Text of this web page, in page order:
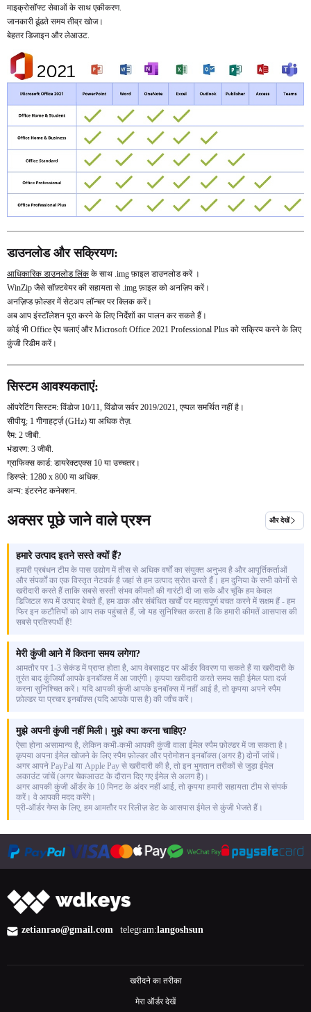
माइक्रोसॉफ्ट सेवाओं के साथ एकीकरण.
जानकारी ढूंढते समय तीव्र खोज।
बेहतर डिजाइन और लेआउट.
डाउनलोड और सक्रियण:
आधिकारिक डाउनलोड लिंक के साथ .img फ़ाइल डाउनलोड करें ।
WinZip जैसे सॉफ़्टवेयर की सहायता से .img फ़ाइल को अनज़िप करें।
अनज़िप्ड फ़ोल्डर में सेटअप लॉन्चर पर क्लिक करें।
अब आप इंस्टॉलेशन पूरा करने के लिए निर्देशों का पालन कर सकते हैं।
कोई भी Office ऐप चलाएं और Microsoft Office 2021 Professional Plus को सक्रिय करने के लिए
कुंजी रिडीम करें।
सिस्टम आवश्यकताएं:
ऑपरेटिंग सिस्टम: विंडोज 10/11, विंडोज सर्वर 2019/2021, एप्पल समर्थित नहीं है।
सीपीयू: 1 गीगाहर्ट्ज़ (GHz) या अधिक तेज़.
रैम: 2 जीबी.
भंडारण: 3 जीबी.
ग्राफिक्स कार्ड: डायरेक्टएक्स 10 या उच्चतर।
डिस्प्ले: 1280 x 800 या अधिक.
अन्य: इंटरनेट कनेक्शन.
अक्सर पूछे जाने वाले प्रश्न और देखें
हमारे उत्पाद इतने सस्ते क्यों हैं?
हमारी प्रबंधन टीम के पास उद्योग में तीस से अधिक वर्षों का संयुक्त अनुभव है और आपूर्तिकर्ताओं
और संपर्कों का एक विस्तृत नेटवर्क है जहां से हम उत्पाद स्रोत करते हैं। हम दुनिया के सभी कोनों से
खरीदारी करते हैं ताकि सबसे सस्ती संभव कीमतों की गारंटी दी जा सके और चूंकि हम केवल
डिजिटल रूप में उत्पाद बेचते हैं, हम डाक और संबंधित खर्चों पर महत्वपूर्ण बचत करने में सक्षम हैं - हम
फिर इन कटौतियों को आप तक पहुंचाते हैं, जो यह सुनिश्चित करता है कि हमारी कीमतें आसपास की
सबसे प्रतिस्पर्धी हैं!
मेरी कुंजी आने में कितना समय लगेगा?
आमतौर पर 1-3 सेकंड में प्राप्त होता है, आप वेबसाइट पर ऑर्डर विवरण पा सकते हैं या खरीदारी के
तुरंत बाद कुंजियाँ आपके इनबॉक्स में आ जाएंगी। कृपया खरीदारी करते समय सही ईमेल पता दर्ज
करना सुनिश्चित करें। यदि आपकी कुंजी आपके इनबॉक्स में नहीं आई है, तो कृपया अपने स्पैम
फ़ोल्डर या प्रचार इनबॉक्स (यदि आपके पास है) की जाँच करें।
मुझे अपनी कुंजी नहीं मिली। मुझे क्या करना चाहिए?
ऐसा होना असामान्य है, लेकिन कभी-कभी आपकी कुंजी वाला ईमेल स्पैम फ़ोल्डर में जा सकता है।
कृपया अपना ईमेल खोजने के लिए स्पैम फ़ोल्डर और प्रोमोशन इनबॉक्स (अगर है) दोनों जांचें।
अगर आपने PayPal या Apple Pay से खरीदारी की है, तो इन भुगतान तरीकों से जुड़ा ईमेल
अकाउंट जांचें (अगर चेकआउट के दौरान दिए गए ईमेल से अलग है)।
अगर आपकी कुंजी ऑर्डर के 10 मिनट के अंदर नहीं आई, तो कृपया हमारी सहायता टीम से संपर्क
करें। वे आपकी मदद करेंगे।
प्री-ऑर्डर गेम्स के लिए, हम आमतौर पर रिलीज़ डेट के आसपास ईमेल से कुंजी भेजते हैं।
zetianrao@gmail.com telegram:langoshsun
खरीदने का तरीका
मेरा ऑर्डर देखें